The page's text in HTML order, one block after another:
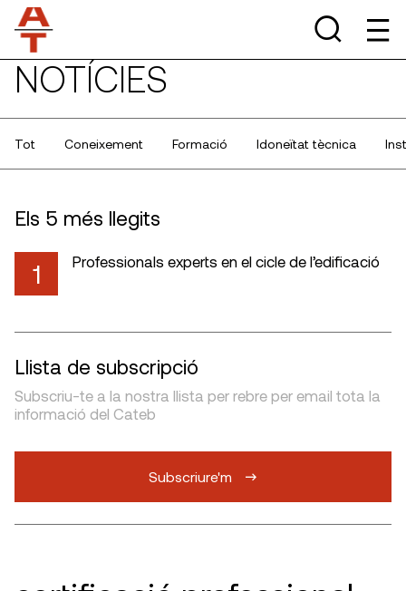
NOTÍCIES
Tot Coneixement Formació Idoneïtat tècnica
Els 5 més llegits
1 Professionals experts en el cicle de l’edificació
Llista de subscripció
Subscriu-te a la nostra llista per rebre per email tota la
informació del Cateb
Subscriure'm